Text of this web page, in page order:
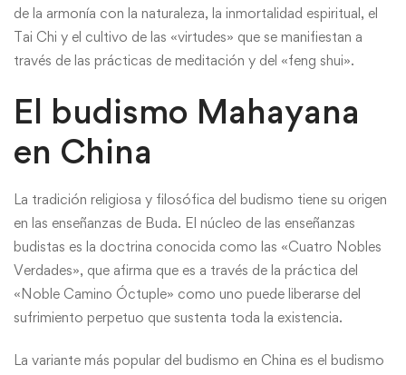
de la armonía con la naturaleza, la inmortalidad espiritual, el
Tai Chi y el cultivo de las «virtudes» que se manifiestan a
través de las prácticas de meditación y del «feng shui».
El budismo Mahayana
en China
La tradición religiosa y filosófica del budismo tiene su origen
en las enseñanzas de Buda. El núcleo de las enseñanzas
budistas es la doctrina conocida como las «Cuatro Nobles
Verdades», que afirma que es a través de la práctica del
«Noble Camino Óctuple» como uno puede liberarse del
sufrimiento perpetuo que sustenta toda la existencia.
La variante más popular del budismo en China es el budismo